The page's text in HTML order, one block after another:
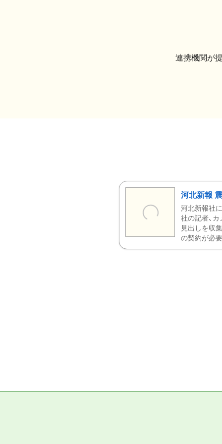
連携機関が
河北新報
河北新報社
社の記者、
見出しを収
の契約が必要